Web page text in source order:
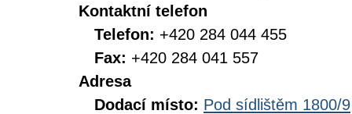
Kontaktní telefon
Telefon: +420 284 044 455
Fax: +420 284 041 557
Adresa
Dodací místo: Pod sídlištěm 1800/9